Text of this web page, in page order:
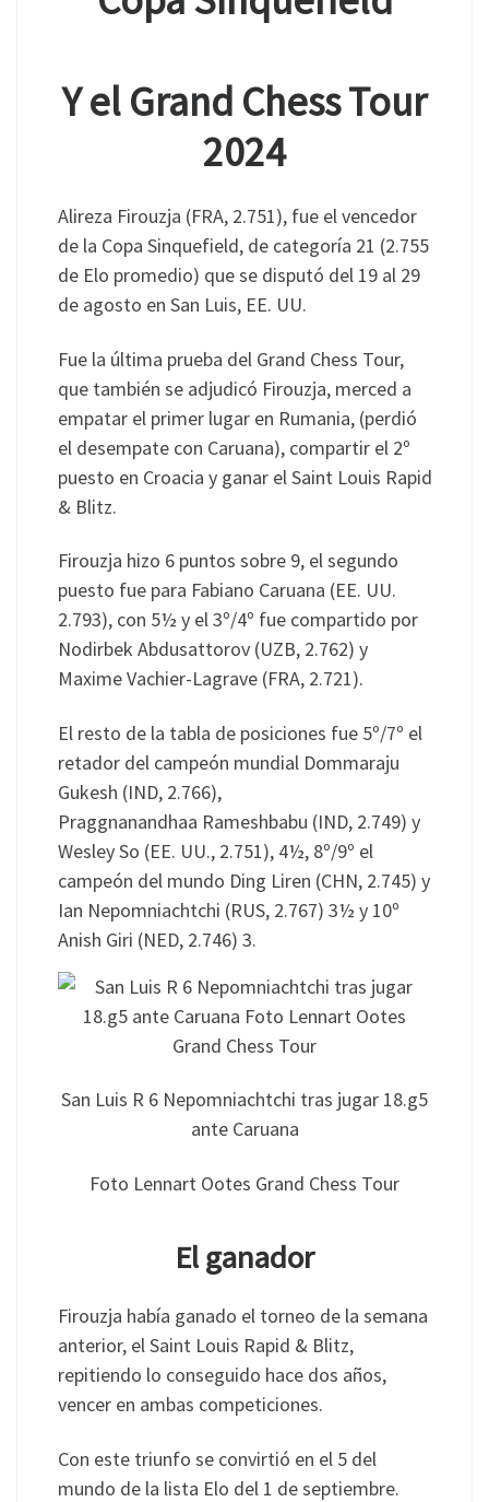
Y el Grand Chess Tour
2024
Alireza Firouzja (FRA, 2.751), fue el vencedor
de la Copa Sinquefield, de categoría 21 (2.755
de Elo promedio) que se disputó del 19 al 29
de agosto en San Luis, EE. UU.
Fue la última prueba del Grand Chess Tour,
que también se adjudicó Firouzja, merced a
empatar el primer lugar en Rumania, (perdió
el desempate con Caruana), compartir el 2º
puesto en Croacia y ganar el Saint Louis Rapid
& Blitz.
Firouzja hizo 6 puntos sobre 9, el segundo
puesto fue para Fabiano Caruana (EE. UU.
2.793), con 5½ y el 3º/4º fue compartido por
Nodirbek Abdusattorov (UZB, 2.762) y
Maxime Vachier-Lagrave (FRA, 2.721).
El resto de la tabla de posiciones fue 5º/7º el
retador del campeón mundial Dommaraju
Gukesh (IND, 2.766),
Praggnanandhaa Rameshbabu (IND, 2.749) y
Wesley So (EE. UU., 2.751), 4½, 8º/9º el
campeón del mundo Ding Liren (CHN, 2.745) y
Ian Nepomniachtchi (RUS, 2.767) 3½ y 10º
Anish Giri (NED, 2.746) 3.
San Luis R 6 Nepomniachtchi tras jugar 18.g5
ante Caruana
Foto Lennart Ootes Grand Chess Tour
El ganador
Firouzja había ganado el torneo de la semana
anterior, el Saint Louis Rapid & Blitz,
repitiendo lo conseguido hace dos años,
vencer en ambas competiciones.
Con este triunfo se convirtió en el 5 del
mundo de la lista Elo del 1 de septiembre.